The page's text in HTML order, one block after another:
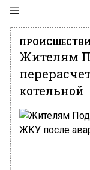
Жителям
котельной